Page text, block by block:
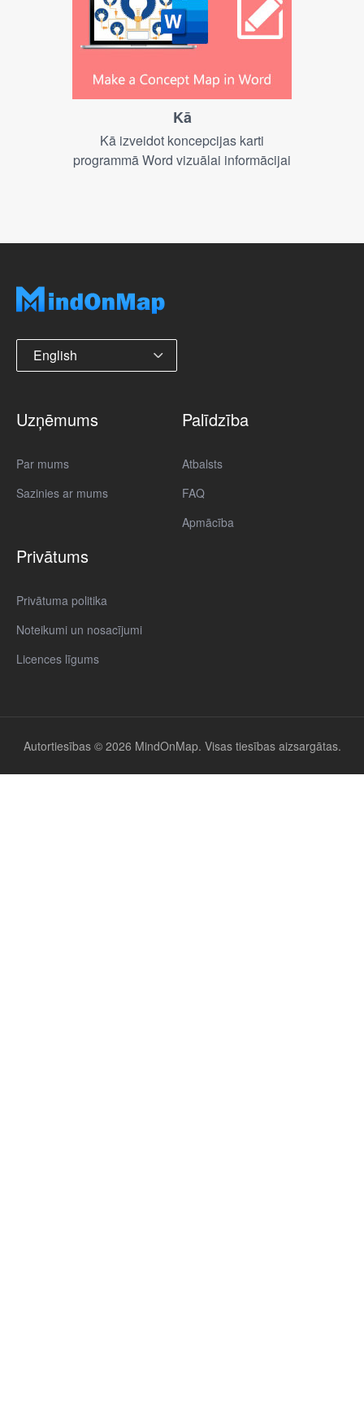
Kā
Kā izveidot koncepcijas karti
programmā Word vizuālai informācijai
English
Uzņēmums
Par mums
Sazinies ar mums
Palīdzība
Atbalsts
FAQ
Apmācība
Privātums
Privātuma politika
Noteikumi un nosacījumi
Licences līgums
Autortiesības © 2026 MindOnMap. Visas tiesības aizsargātas.